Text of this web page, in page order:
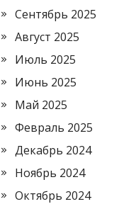
Сентябрь 2025
Август 2025
Июль 2025
Июнь 2025
Май 2025
Февраль 2025
Декабрь 2024
Ноябрь 2024
Октябрь 2024